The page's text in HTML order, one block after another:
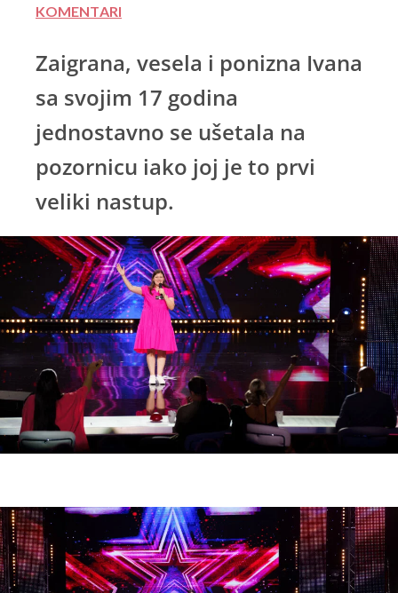
KOMENTARI
Zaigrana, vesela i ponizna Ivana
sa svojim 17 godina
jednostavno se ušetala na
pozornicu iako joj je to prvi
veliki nastup.